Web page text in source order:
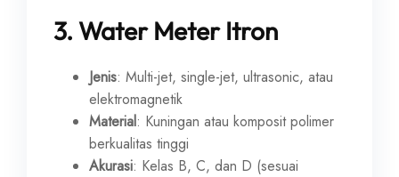
3. Water Meter Itron
Jenis: Multi-jet, single-jet, ultrasonic, atau
elektromagnetik
Material: Kuningan atau komposit polimer
berkualitas tinggi
Akurasi: Kelas B, C, dan D (sesuai